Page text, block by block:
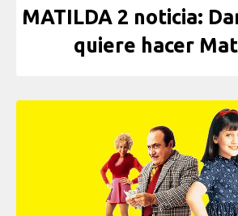
MATILDA 2 noticia:
quiere hacer